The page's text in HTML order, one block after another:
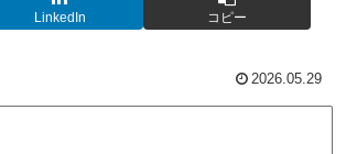
LinkedIn コピー
2026.05.29